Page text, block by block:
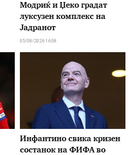
Модриќ и Џеко градат
луксузен комплекс на
Јадранот
05/08/2026 16:08
Инфантино свика кризен
состанок на ФИФА во